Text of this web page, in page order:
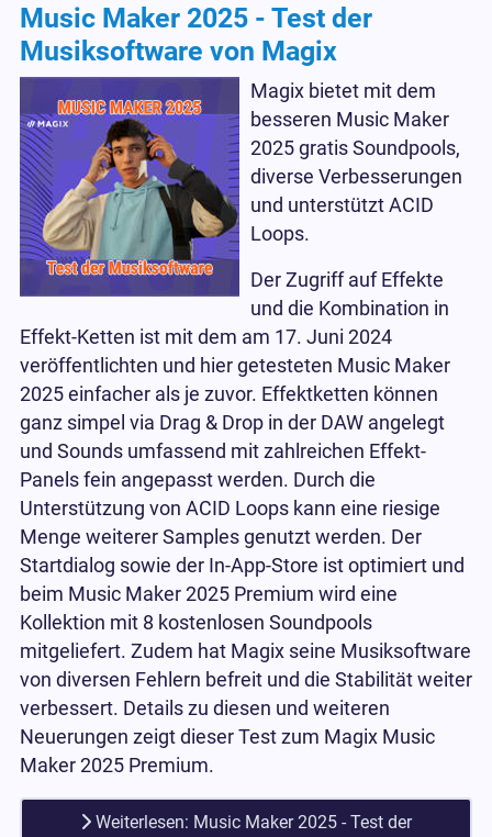
Music Maker 2025 - Test der
Musiksoftware von Magix
Magix bietet mit dem
besseren Music Maker
2025 gratis Soundpools,
diverse Verbesserungen
und unterstützt ACID
Loops.
Der Zugriff auf Effekte
und die Kombination in
Effekt-Ketten ist mit dem am 17. Juni 2024
veröffentlichten und hier getesteten Music Maker
2025 einfacher als je zuvor. Effektketten können
ganz simpel via Drag & Drop in der DAW angelegt
und Sounds umfassend mit zahlreichen Effekt-
Panels fein angepasst werden. Durch die
Unterstützung von ACID Loops kann eine riesige
Menge weiterer Samples genutzt werden. Der
Startdialog sowie der In-App-Store ist optimiert und
beim Music Maker 2025 Premium wird eine
Kollektion mit 8 kostenlosen Soundpools
mitgeliefert. Zudem hat Magix seine Musiksoftware
von diversen Fehlern befreit und die Stabilität weiter
verbessert. Details zu diesen und weiteren
Neuerungen zeigt dieser Test zum Magix Music
Maker 2025 Premium.
Weiterlesen: Music Maker 2025 - Test der